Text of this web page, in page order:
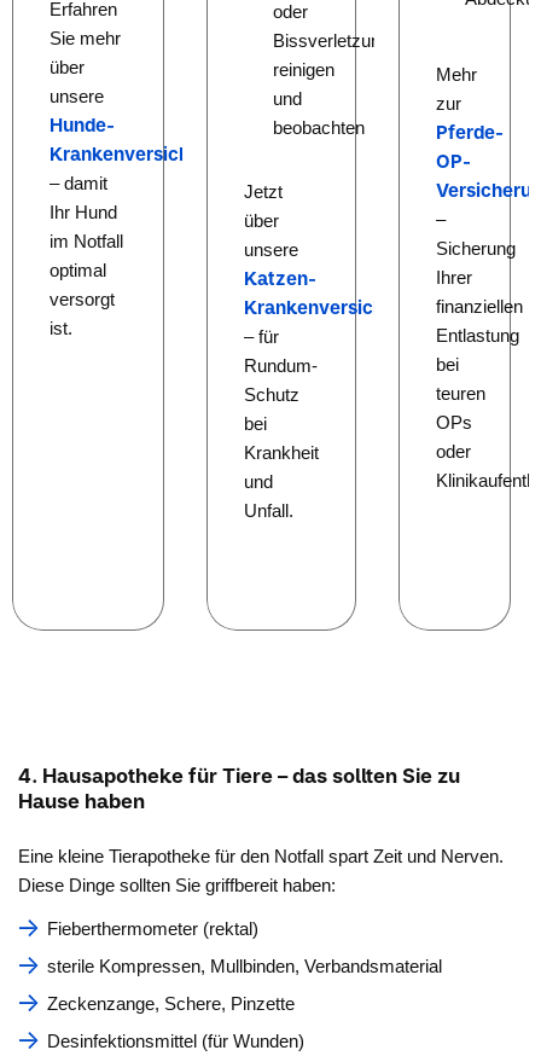
Erfahren
Sie mehr
über
unsere
Hunde-
Krankenversicherung
– damit
Ihr Hund
im Notfall
optimal
versorgt
ist.
oder
Bissverletzungen
reinigen
und
beobachten
Jetzt
über
unsere
Katzen-
Krankenversicherung
informieren
– für
Rundum-
Schutz
bei
Krankheit
und
Unfall.
Mehr
zur
Pferde-
OP-
–
Sicherung
Ihrer
finanziellen
Entlastung
bei
teuren
OPs
oder
4. Hausapotheke für Tiere – das sollten Sie zu
Hause haben
Eine kleine Tierapotheke für den Notfall spart Zeit und Nerven.
Diese Dinge sollten Sie griffbereit haben:
Fieberthermometer (rektal)
sterile Kompressen, Mullbinden, Verbandsmaterial
Zeckenzange, Schere, Pinzette
Desinfektionsmittel (für Wunden)